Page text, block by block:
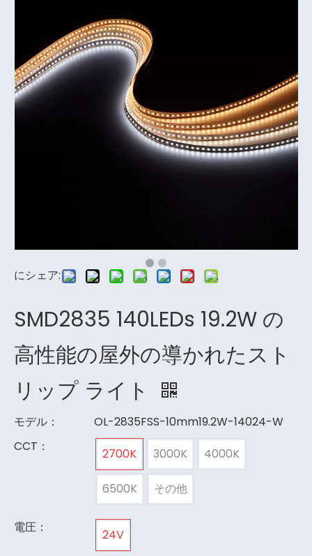
にシェア:
SMD2835 140LEDs 19.2W の
高性能の屋外の導かれたスト
リップ ライト
モデル：
OL-2835FSS-10mm19.2W-14024-W
CCT：
2700K 3000K 4000K
6500K その他
電圧： 24V